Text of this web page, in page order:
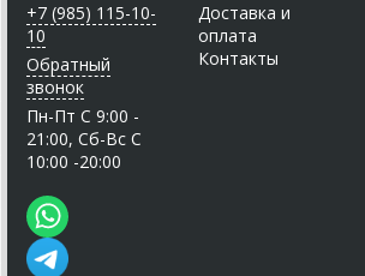
+7 (985) 115-10-
10
Обратный
звонок
Пн-Пт C 9:00 -
21:00, Сб-Вс С
10:00 -20:00
Доставка и
оплата
Контакты